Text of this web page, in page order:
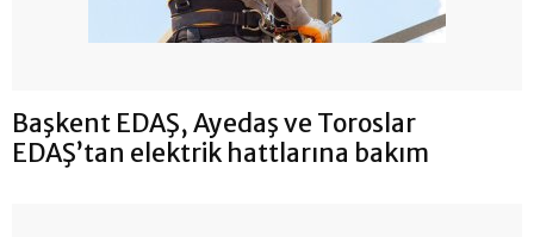
Başkent EDAŞ, Ayedaş ve Toroslar
EDAŞ’tan elektrik hattlarına bakım